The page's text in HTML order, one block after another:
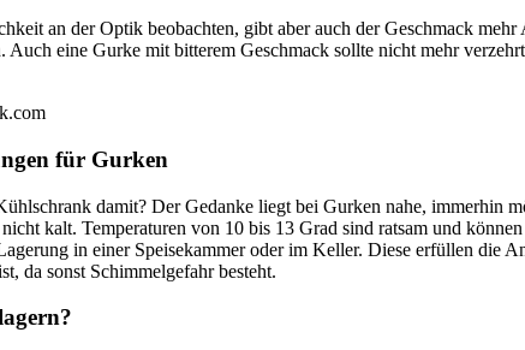
an der Optik beobachten, gibt aber auch der Geschmack
Auch eine Gurke mit bitterem Geschmack sollte nicht mehr
für Gurken
damit? Der Gedanke liegt bei Gurken nahe, immerhin
kalt. Temperaturen von 10 bis 13 Grad sind ratsam und
in einer Speisekammer oder im Keller. Diese erfüllen die
da sonst Schimmelgefahr besteht.